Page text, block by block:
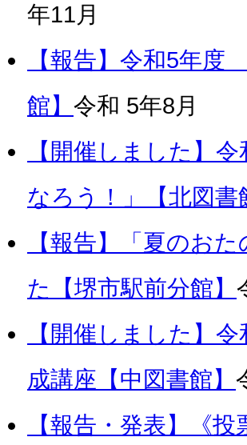
年11月
【報告】令和5年
館】 令和 5年8月
【開催しました】
なろう！」【北図書
【報告】「夏のお
た【堺市駅前分館】
【開催しました】
成講座【中図書館】
【報告・発表】《